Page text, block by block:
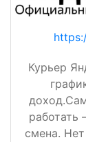
Курьер
работать
смена.